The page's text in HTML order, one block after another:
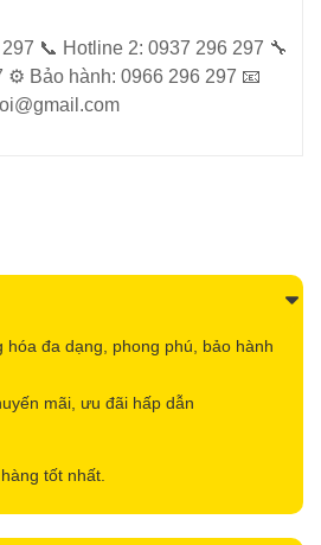
📞 Hotline 2: 0937 296 297 🔧
⚙️ Bảo hành: 0966 296 297 📧
hóa đa dạng, phong phú, bảo hành
mãi, ưu đãi hấp dẫn
tốt nhất.